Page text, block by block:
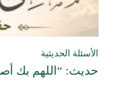
الأسئلة الحديثية
حديث: “اللهم بك